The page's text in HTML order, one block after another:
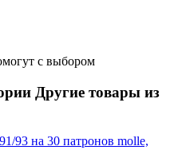
с выбором
Другие товары из